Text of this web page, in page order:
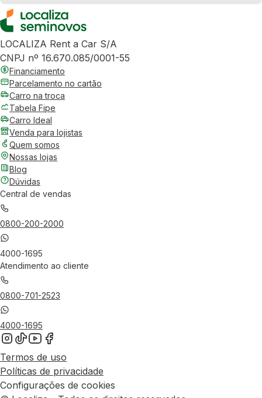
LOCALIZA Rent a Car S/A
CNPJ nº 16.670.085/0001-55
Financiamento
Parcelamento no cartão
Carro na troca
Tabela Fipe
Carro Ideal
Venda para lojistas
Quem somos
Nossas lojas
Blog
Dúvidas
Central de vendas
0800-200-2000
4000-1695
Atendimento ao cliente
0800-701-2523
4000-1695
Termos de uso
Políticas de privacidade
Configurações de cookies